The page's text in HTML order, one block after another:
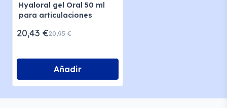
Hyaloral gel Oral 50 ml
para articulaciones
20,43 €20,95 €
Añadir